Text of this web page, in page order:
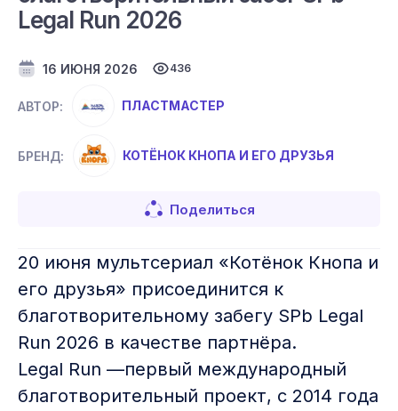
Legal Run 2026
16 ИЮНЯ 2026 436
АВТОР: ПЛАСТМАСТЕР
БРЕНД: КОТЁНОК КНОПА И ЕГО ДРУЗЬЯ
Поделиться
20 июня мультсериал «Котёнок Кнопа и
его друзья» присоединится к
благотворительному забегу SPb Legal
Run 2026 в качестве партнёра.
Legal Run —первый международный
благотворительный проект, с 2014 года